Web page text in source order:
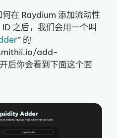
在 Raydium 添加流动性
之后，我们会用一个叫
” 的
add-
你会看到下面这个面